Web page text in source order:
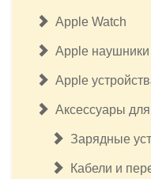
Apple Watch
Apple наушники
Apple
Аксессуары
Зарядные
Кабели и